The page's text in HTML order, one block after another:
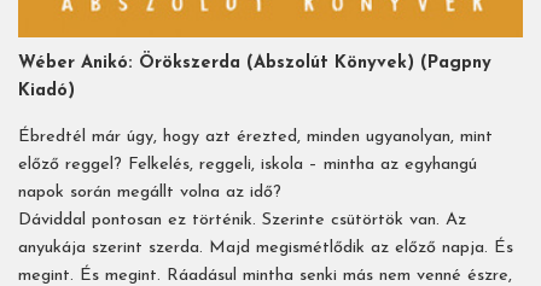
Wéber Anikó: Örökszerda (Abszolút Könyvek) (Pagpny
Kiadó)
Ébredtél már úgy, hogy azt érezted, minden ugyanolyan, mint
előző reggel? Felkelés, reggeli, iskola – mintha az egyhangú
napok során megállt volna az idő?
Dáviddal pontosan ez történik. Szerinte csütörtök van. Az
anyukája szerint szerda. Majd megismétlődik az előző napja. És
megint. És megint. Ráadásul mintha senki más nem venné észre,